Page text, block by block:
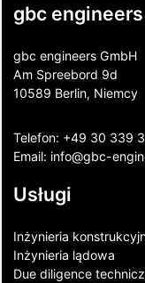
gbc engineers
gbc engineers GmbH
Am Spreebord 9d
10589 Berlin, Niemcy
Telefon: +49 30 339
Email: info@gbc-
Usługi
Inżynieria
Inżynieria lądowa
Due diligence